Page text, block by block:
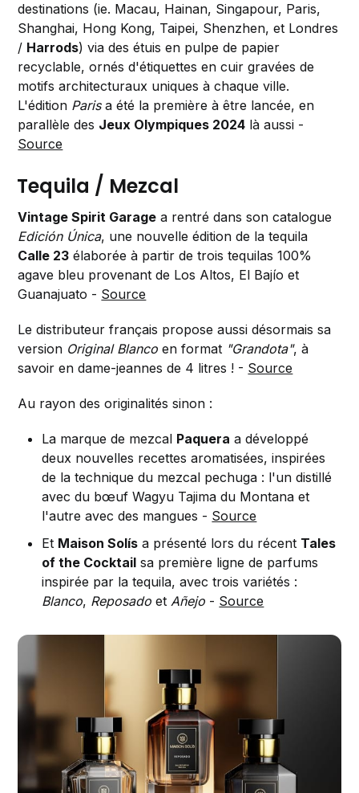
destinations (ie. Macau, Hainan, Singapour, Paris,
Shanghai, Hong Kong, Taipei, Shenzhen, et Londres
/ Harrods) via des étuis en pulpe de papier
recyclable, ornés d'étiquettes en cuir gravées de
motifs architecturaux uniques à chaque ville.
L'édition Parisa été la première à être lancée, en
parallèle des Jeux Olympiques 2024 là aussi -
Source
Tequila / Mezcal
Vintage Spirit Garage a rentré dans son catalogue
Edición Única, une nouvelle édition de la tequila
Calle 23 élaborée à partir de trois tequilas 100%
agave bleu provenant de Los Altos, El Bajío et
Guanajuato - Source
Le distributeur français propose aussi désormais sa
version Original Blanco en format "Grandota", à
savoir en dame-jeannes de 4 litres ! - Source
Au rayon des originalités sinon :
La marque de mezcal Paquera a développé
deux nouvelles recettes aromatisées, inspirées
de la technique du mezcal pechuga : l'un distillé
avec du bœuf Wagyu Tajima du Montana et
l'autre avec des mangues - Source
Et Maison Solís a présenté lors du récent Tales
of the Cocktail sa première ligne de parfums
inspirée par la tequila, avec trois variétés :
Blanco, Reposado etAñejo - Source